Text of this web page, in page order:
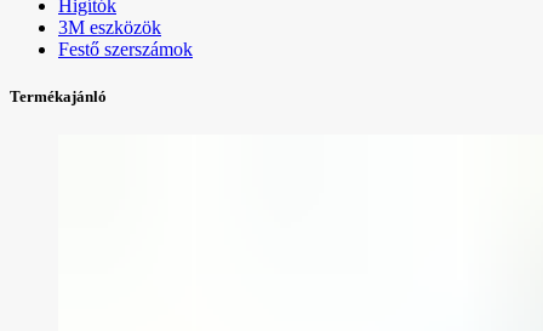
Higítók
3M eszközök
Festő szerszámok
Termékajánló